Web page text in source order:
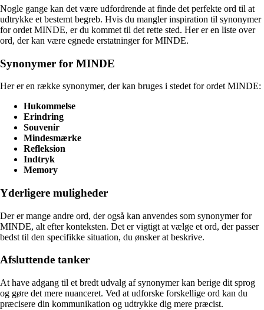
Nogle gange kan det være udfordrende at finde det perfekte ord til at
udtrykke et bestemt begreb. Hvis du mangler inspiration til synonymer
for ordet MINDE, er du kommet til det rette sted. Her er en liste over
ord, der kan være egnede erstatninger for MINDE.
Synonymer for MINDE
Her er en række synonymer, der kan bruges i stedet for ordet MINDE:
Hukommelse
Erindring
Souvenir
Mindesmærke
Refleksion
Indtryk
Memory
Yderligere muligheder
Der er mange andre ord, der også kan anvendes som synonymer for
MINDE, alt efter konteksten. Det er vigtigt at vælge et ord, der passer
bedst til den specifikke situation, du ønsker at beskrive.
Afsluttende tanker
At have adgang til et bredt udvalg af synonymer kan berige dit sprog
og gøre det mere nuanceret. Ved at udforske forskellige ord kan du
præcisere din kommunikation og udtrykke dig mere præcist.